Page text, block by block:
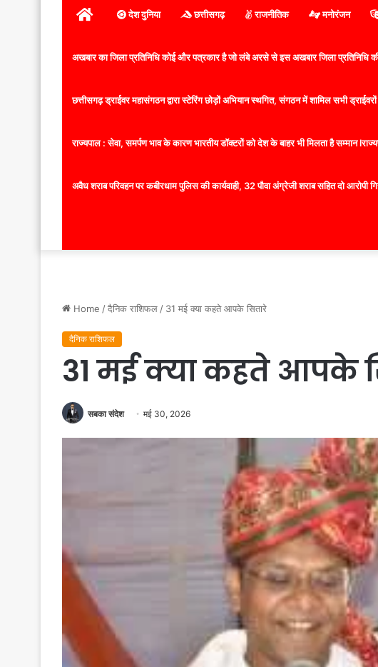
होम देश दुनिया छत्तीसगढ़ राजनीतिक मनोरंजन
अखबार का जिला प्रतिनिधि कोई और पत्रकार है जो लंबे अरसे से इस अखबार जिला प्रतिनिधि
छत्तीसगढ़ ड्राईवर महासंगठन द्वारा स्टेरिंग छोड़ों अभियान स्थगित, संगठन में शामिल सभी
राज्यपाल : सेवा, समर्पण भाव के कारण भारतीय डॉक्टरों को देश के बाहर भी मिलता है सम्मान
अवैध शराब परिवहन पर कबीरधाम पुलिस की कार्यवाही, 32 पौवा अंग्रेजी शराब सहित दो आरोपी
Home /दैनिक राशिफल / 31 मई क्या कहते आपके सितारे
दैनिक राशिफल
31 मई क्या कहते आपके
सबका संदेश मई 30, 2026